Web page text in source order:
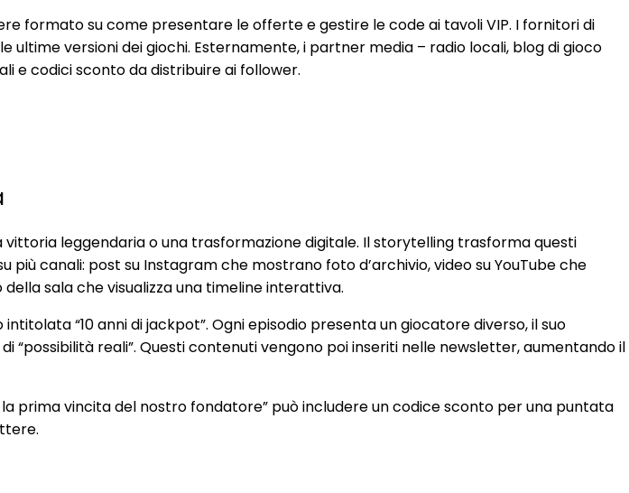
formato su come presentare le offerte e gestire le code ai tavoli VIP. I fornitori di
versioni dei giochi. Esternamente, i partner media – radio locali, blog di gioco
e codici sconto da distribuire ai follower.
leggendaria o una trasformazione digitale. Il storytelling trasforma questi
canali: post su Instagram che mostrano foto d’archivio, video su YouTube che
sala che visualizza una timeline interattiva.
“10 anni di jackpot”. Ogni episodio presenta un giocatore diverso, il suo
reali”. Questi contenuti vengono poi inseriti nelle newsletter, aumentando il
prima vincita del nostro fondatore” può includere un codice sconto per una puntata